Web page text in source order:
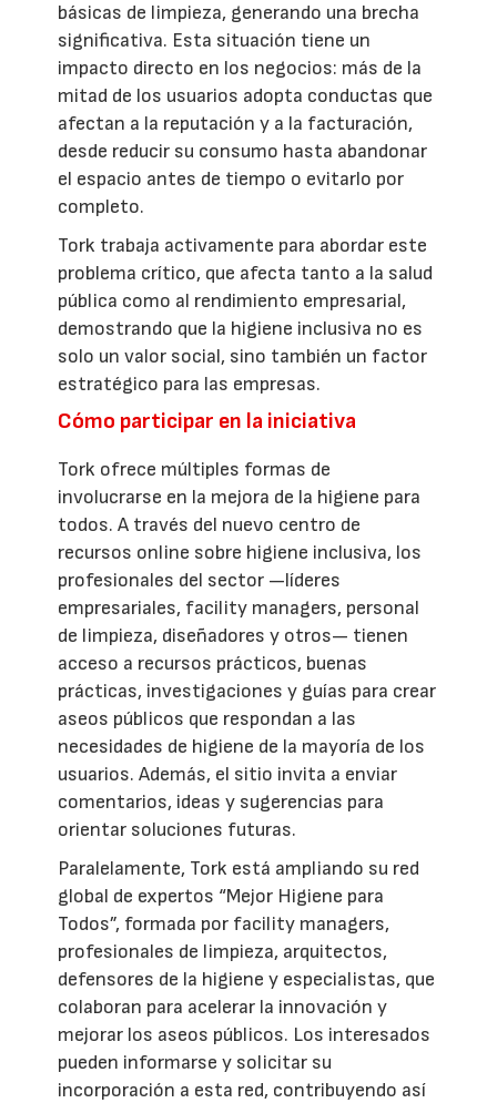
básicas de limpieza, generando una brecha
significativa. Esta situación tiene un
impacto directo en los negocios: más de la
mitad de los usuarios adopta conductas que
afectan a la reputación y a la facturación,
desde reducir su consumo hasta abandonar
el espacio antes de tiempo o evitarlo por
completo.
Tork trabaja activamente para abordar este
problema crítico, que afecta tanto a la salud
pública como al rendimiento empresarial,
demostrando que la higiene inclusiva no es
solo un valor social, sino también un factor
estratégico para las empresas.
Cómo participar en la iniciativa
Tork ofrece múltiples formas de
involucrarse en la mejora de la higiene para
todos. A través del nuevo centro de
recursos online sobre higiene inclusiva, los
profesionales del sector —líderes
empresariales, facility managers, personal
de limpieza, diseñadores y otros— tienen
acceso a recursos prácticos, buenas
prácticas, investigaciones y guías para crear
aseos públicos que respondan a las
necesidades de higiene de la mayoría de los
usuarios. Además, el sitio invita a enviar
comentarios, ideas y sugerencias para
orientar soluciones futuras.
Paralelamente, Tork está ampliando su red
global de expertos “Mejor Higiene para
Todos”, formada por facility managers,
profesionales de limpieza, arquitectos,
defensores de la higiene y especialistas, que
colaboran para acelerar la innovación y
mejorar los aseos públicos. Los interesados
pueden informarse y solicitar su
incorporación a esta red, contribuyendo así